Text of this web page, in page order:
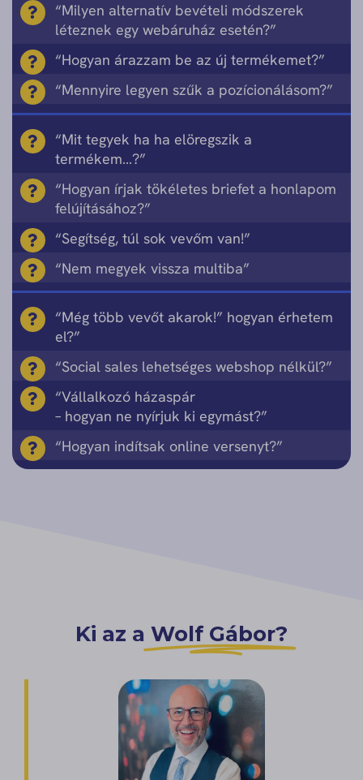
“Milyen alternatív bevételi módszerek
léteznek egy webáruház esetén?”
“Hogyan árazzam be az új termékemet?”
“Mennyire legyen szűk a pozícionálásom?”
“Mit tegyek ha ha elöregszik a
termékem…?”
“Hogyan írjak tökéletes briefet a honlapom
felújításához?”
“Segítség, túl sok vevőm van!”
“Nem megyek vissza multiba”
“Még több vevőt akarok!” hogyan érhetem
el?”
“Social sales lehetséges webshop nélkül?”
“Vállalkozó házaspár
– hogyan ne nyírjuk ki egymást?”
“Hogyan indítsak online versenyt?”
Ki az a Wolf Gábor?